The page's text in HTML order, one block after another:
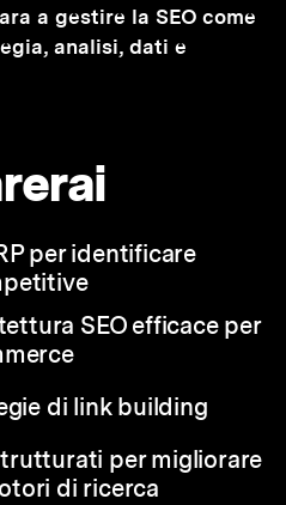
a gestire la SEO come
analisi, dati e
per identificare
SEO efficace per
di link building
per migliorare
di ricerca